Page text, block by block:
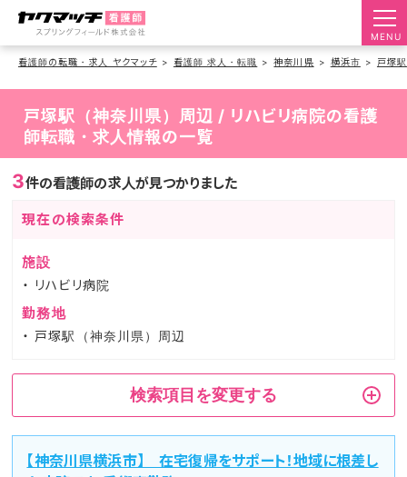
MENU
看護師の転職・求人 ヤクマッチ 看護師 求人・転職 神奈川県 横浜市 戸塚
戸塚駅（神奈川県）周辺 / リハビリ病院の看護
師転職・求人情報の一覧
3件の看護師の求人が見つかりました
現在の検索条件
施設
リハビリ病院
勤務地
戸塚駅（神奈川県）周辺
検索項目を変更する
【神奈川県横浜市】 在宅復帰をサポート！地域に根差し